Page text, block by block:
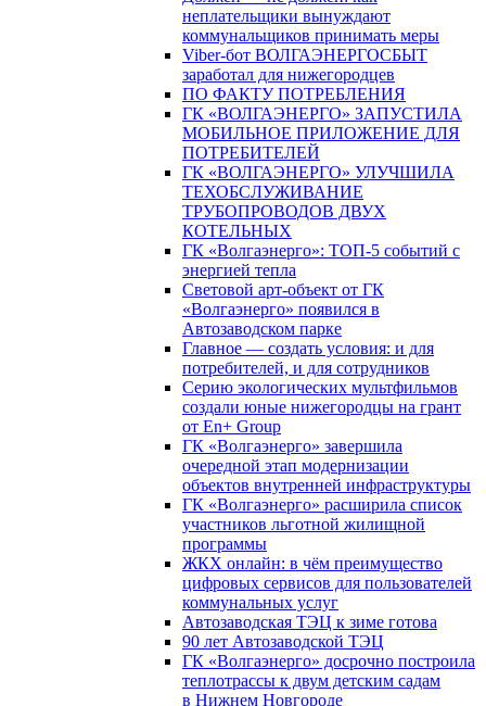
неплательщики вынуждают
коммунальщиков принимать меры
Viber-бот ВОЛГАЭНЕРГОСБЫТ
заработал для нижегородцев
ПО ФАКТУ ПОТРЕБЛЕНИЯ
ГК «ВОЛГАЭНЕРГО» ЗАПУСТИЛА
МОБИЛЬНОЕ ПРИЛОЖЕНИЕ ДЛЯ
ПОТРЕБИТЕЛЕЙ
ГК «ВОЛГАЭНЕРГО» УЛУЧШИЛА
ТЕХОБСЛУЖИВАНИЕ
ТРУБОПРОВОДОВ ДВУХ
КОТЕЛЬНЫХ
ГК «Волгаэнерго»: ТОП-5 событий с
энергией тепла
Световой арт-объект от ГК
«Волгаэнерго» появился в
Автозаводском парке
Главное — создать условия: и для
потребителей, и для сотрудников
Серию экологических мультфильмов
создали юные нижегородцы на грант
от En+ Group
ГК «Волгаэнерго» завершила
очередной этап модернизации
объектов внутренней инфраструктуры
ГК «Волгаэнерго» расширила список
участников льготной жилищной
программы
ЖКХ онлайн: в чём преимущество
цифровых сервисов для пользователей
коммунальных услуг
Автозаводская ТЭЦ к зиме готова
90 лет Автозаводской ТЭЦ
ГК «Волгаэнерго» досрочно построила
теплотрассы к двум детским садам
в Нижнем Новгороде